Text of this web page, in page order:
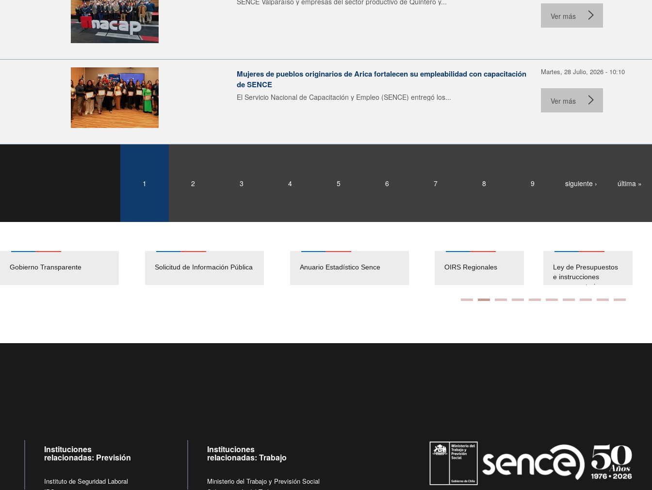
Ver más
Mujeres de pueblos originarios de Arica fortalecen su empleabilidad con capacitación
de SENCE
El Servicio Nacional de Capacitación y Empleo (SENCE) entregó los...
Martes, 28 Julio, 2026 - 10:10
Ver más
1 2 3 4 5 6 7 8 9 siguiente › última »
Gobierno Transparente Solicitud de Información Pública Anuario Estadístico Sence
Pago Proveedores
Empleos Públicos
Solicitud Audiencias y
OIRS Regionales
Ley de Presupuestos
e instrucciones
presuspuetarias
Instituciones
relacionadas: Previsión
Instituto de Seguridad Laboral
Instituciones
relacionadas: Trabajo
Ministerio del Trabajo y Previsión Social